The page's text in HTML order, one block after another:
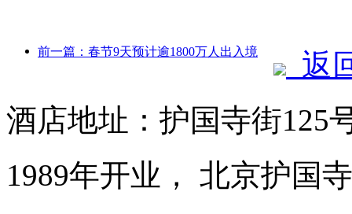
前一篇：春节9天预计逾1800万人出入境
返
酒店地址：护国寺街125
1989年开业， 北京护